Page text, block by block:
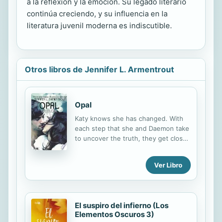
continúa creciendo, y su influencia en la
literatura juvenil moderna es indiscutible.
Otros libros de Jennifer L. Armentrout
Opal
Katy knows she has changed. With
each step that she and Daemon take
to uncover the truth, they get closer
responsible for torturing and
experimenting on hybrids. Katy
they least expected and discover
friends have become enemies.
Ver Libro
El suspiro del infierno (Los
Elementos Oscuros 3)